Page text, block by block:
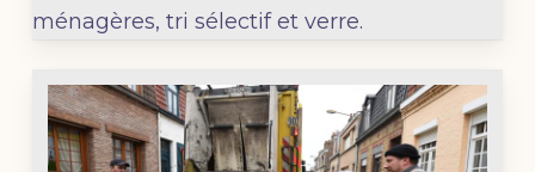
ménagères, tri sélectif et verre.